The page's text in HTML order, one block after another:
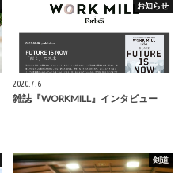
お知らせ
2020.7.6
雑誌『WORKMILL』インタビュー
剣道